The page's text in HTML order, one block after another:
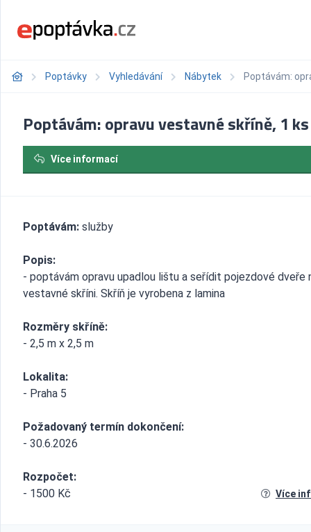
Poptávky Vyhledávání Nábytek Poptávám:
Poptávám: opravu vestavné skříně, 1 ks
Více informací
Poptávám: služby
Popis:
- poptávám opravu upadlou lištu a seřídit pojezdové dveře
vestavné skříni. Skříň je vyrobena z lamina
Rozměry skříně:
- 2,5 m x 2,5 m
Lokalita:
- Praha 5
Požadovaný termín dokončení:
- 30.6.2026
Rozpočet:
- 1500 Kč
Více